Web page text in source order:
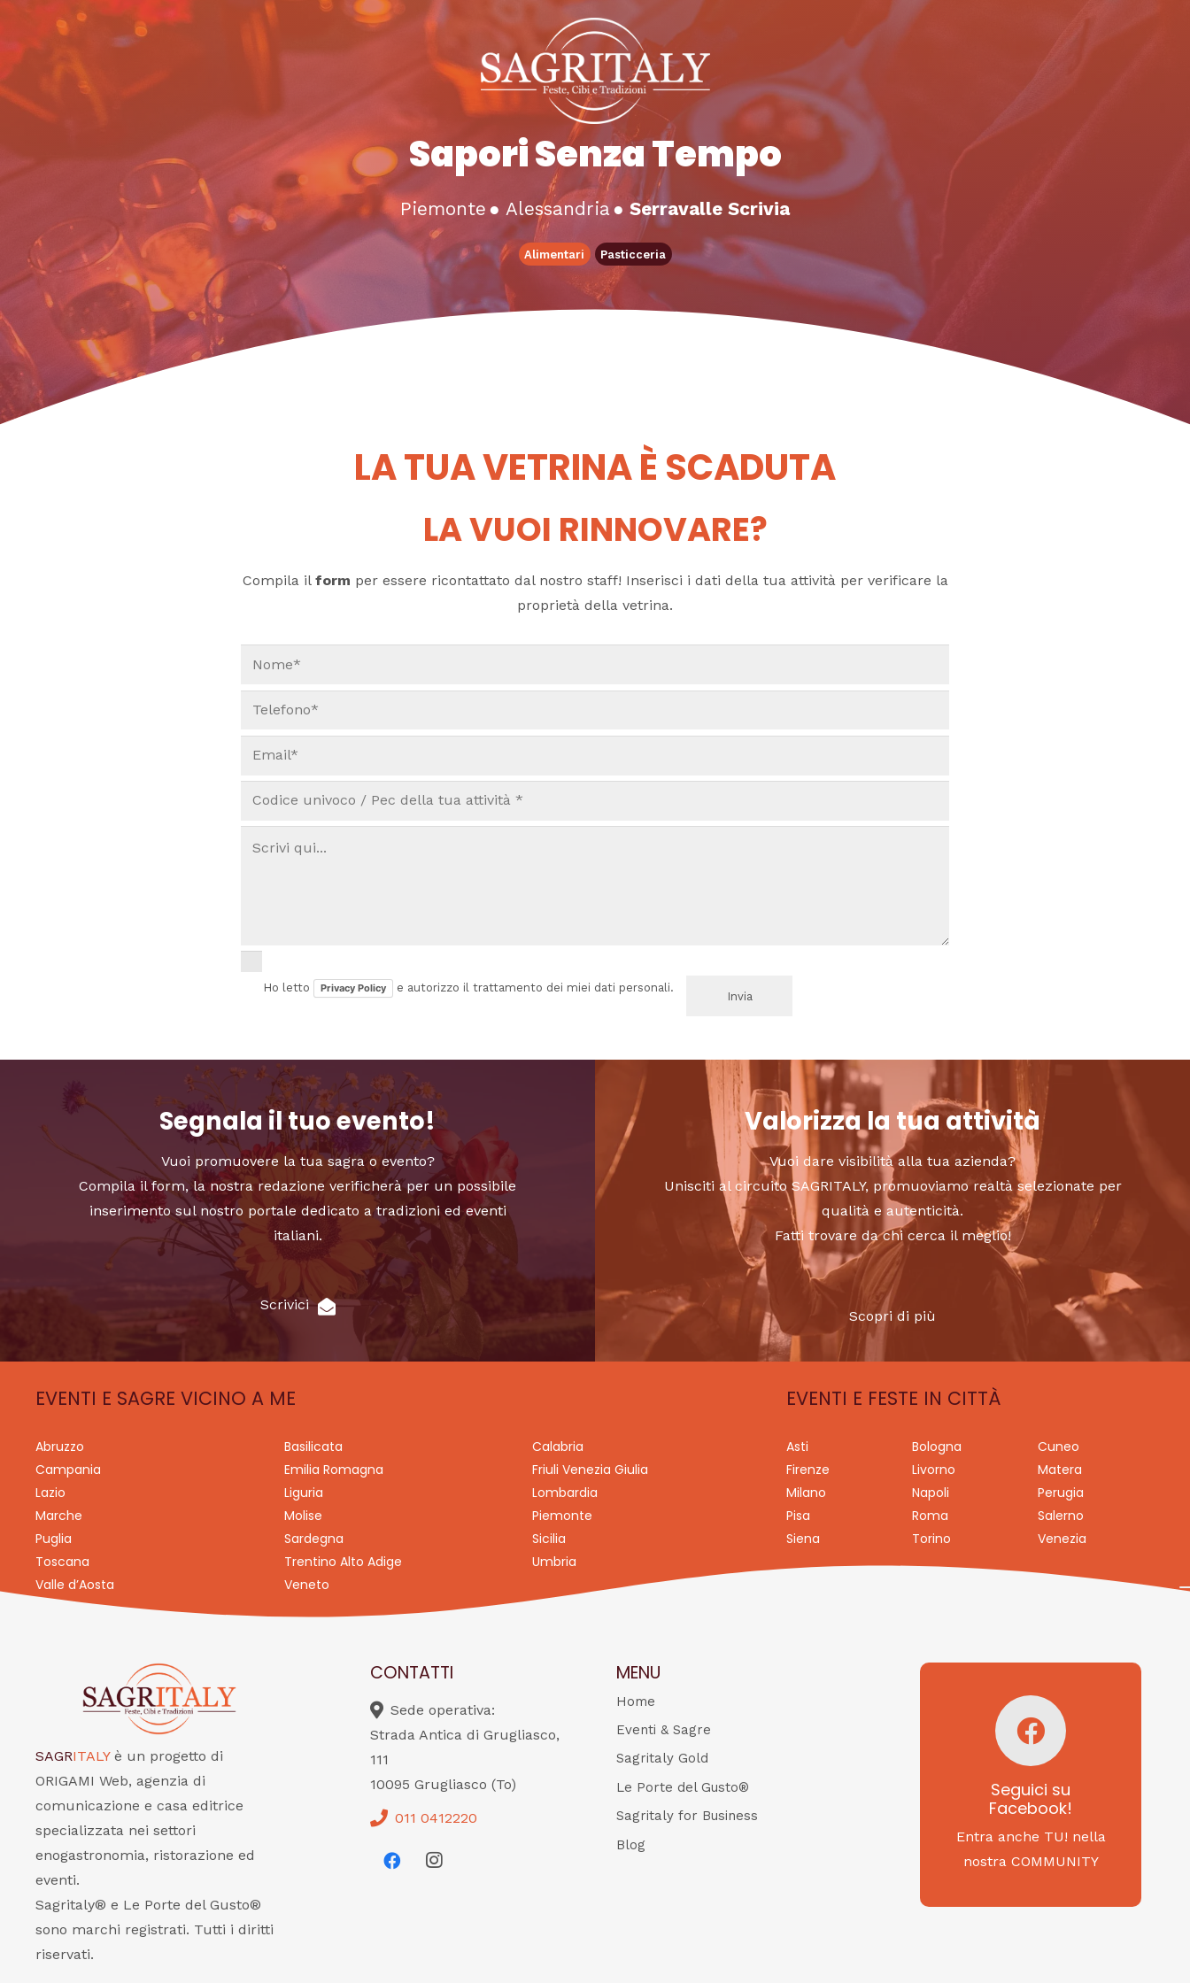
Sapori Senza Tempo
Piemonte ● Alessandria ● Serravalle Scrivia
Alimentari Pasticceria
LA TUA VETRINA È SCADUTA
LA VUOI RINNOVARE?
Compila il form per essere ricontattato dal nostro staff! Inserisci i dati della tua attività per verificare la
proprietà della vetrina.
Ho letto Privacy Policy e autorizzo il trattamento dei miei dati personali.
Segnala il tuo evento!
Vuoi promuovere la tua sagra o evento?
Compila il form, la nostra redazione verificherà per un possibile
inserimento sul nostro portale dedicato a tradizioni ed eventi
italiani.
Scrivici
Valorizza la tua attività
Vuoi dare visibilità alla tua azienda?
Unisciti al circuito SAGRITALY, promuoviamo realtà selezionate per
qualità e autenticità.
Fatti trovare da chi cerca il meglio!
Scopri di più
EVENTI E SAGRE VICINO A ME
Abruzzo Basilicata
Calabria
Campania
Emilia Romagna
Friuli Venezia Giulia
Lazio
Liguria
Lombardia
Marche
Molise
Piemonte
Puglia
Sardegna
Sicilia
Toscana
Trentino Alto Adige
Umbria
Valle d’Aosta
Veneto
EVENTI E FESTE IN CITTÀ
Asti Bologna
Cuneo
Firenze
Livorno
Matera
Milano
Napoli
Perugia
Pisa
Roma
Salerno
Siena
Torino Venezia
SAGRITALY è un progetto di
ORIGAMI Web, agenzia di
comunicazione e casa editrice
specializzata nei settori
enogastronomia, ristorazione ed
eventi.
Sagritaly® e Le Porte del Gusto®
sono marchi registrati. Tutti i diritti
riservati.
CONTATTI
Sede operativa:
Strada Antica di Grugliasco,
111
10095 Grugliasco (To)
011 0412220
MENU
Home
Eventi & Sagre
Sagritaly Gold
Le Porte del Gusto®
Sagritaly for Business
Blog
Seguici su
Facebook!
Entra anche TU! nella
nostra COMMUNITY
Seguici su
Facebook!
SAGRITALY
Feste, cibi e tradizioni
da Nord a Sud...